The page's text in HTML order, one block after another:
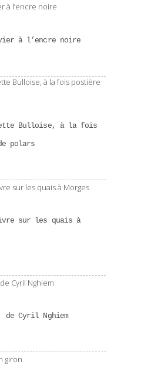
à l’encre noire
Bulloise, à la fois
polars
sur les quais à
de Cyril Nghiem